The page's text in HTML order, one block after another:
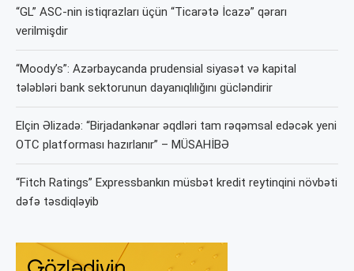
“GL” ASC-nin istiqrazları üçün “Ticarətə İcazə” qərarı
verilmişdir
“Moody’s”: Azərbaycanda prudensial siyasət və kapital
tələbləri bank sektorunun dayanıqlılığını gücləndirir
Elçin Əlizadə: “Birjadankənar əqdləri tam rəqəmsal edəcək yeni
OTC platforması hazırlanır” – MÜSAHİBƏ
“Fitch Ratings” Expressbankın müsbət kredit reytinqini növbəti
dəfə təsdiqləyib